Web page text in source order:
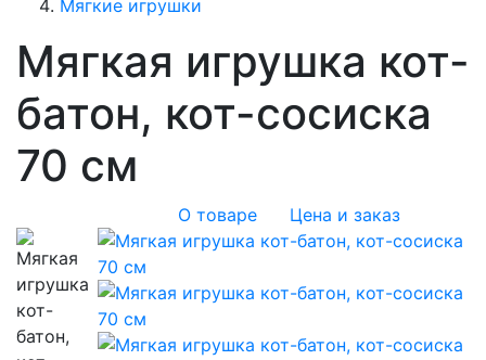
Мягкие игрушки
Мягкая игрушка кот-
батон, кот-сосиска
70 см
О товаре Цена и заказ